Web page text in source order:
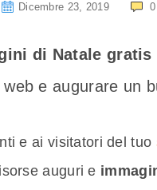
Dicembre 23, 2019 0
di Natale gratis
e augurare un
e ai visitatori del tuo
auguri e